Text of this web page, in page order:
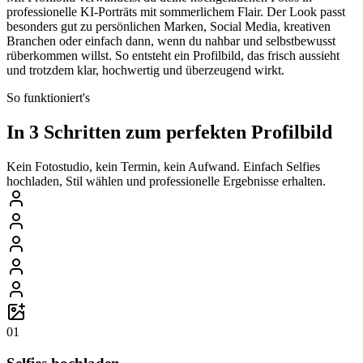
professionelle KI-Porträts mit sommerlichem Flair. Der Look passt
besonders gut zu persönlichen Marken, Social Media, kreativen
Branchen oder einfach dann, wenn du nahbar und selbstbewusst
rüberkommen willst. So entsteht ein Profilbild, das frisch aussieht
und trotzdem klar, hochwertig und überzeugend wirkt.
So funktioniert's
In 3 Schritten zum perfekten Profilbild
Kein Fotostudio, kein Termin, kein Aufwand. Einfach Selfies
hochladen, Stil wählen und professionelle Ergebnisse erhalten.
01